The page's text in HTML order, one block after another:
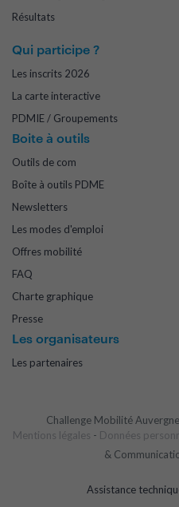
Résultats
Qui participe ?
Les inscrits 2026
La carte interactive
PDMIE / Groupements
Boite à outils
Outils de com
Boîte à outils PDME
Newsletters
Les modes d'emploi
Offres mobilité
FAQ
Charte graphique
Presse
Les organisateurs
Les partenaires
Challenge Mobilité
Mentions légales - Données
&
Assistance